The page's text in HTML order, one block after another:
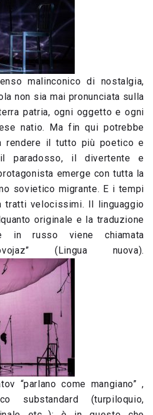
malinconico di nostalgia,
non sia mai pronunciata sulla
patria, ogni oggetto e ogni
natio. Ma fin qui potrebbe
rendere il tutto più poetico e
il divertente e
emerge con tutta la
sovietico migrante. E i tempi
tratti velocissimi. Il linguaggio
originale e la traduzione
in russo viene chiamata
(Lingua nuova).
“parlano come mangiano” ,
substandard (turpiloquio,